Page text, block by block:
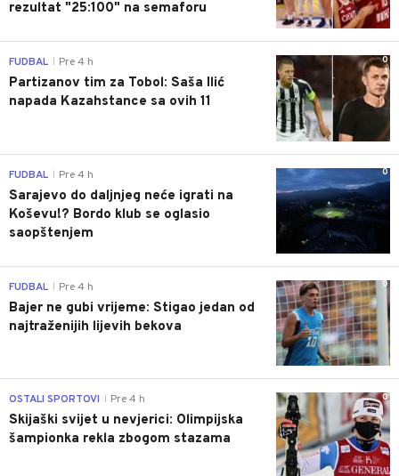
rezultat "25:100" na semaforu
0
FUDBAL Pre 4 h
Partizanov tim za Tobol: Saša Ilić
napada Kazahstance sa ovih 11
0
FUDBAL Pre 4 h
Sarajevo do daljnjeg neće igrati na
Koševu!? Bordo klub se oglasio
saopštenjem
0
FUDBAL Pre 4 h
Bajer ne gubi vrijeme: Stigao jedan od
najtraženijih lijevih bekova
0
OSTALI SPORTOVI Pre 4 h
Skijaški svijet u nevjerici: Olimpijska
šampionka rekla zbogom stazama